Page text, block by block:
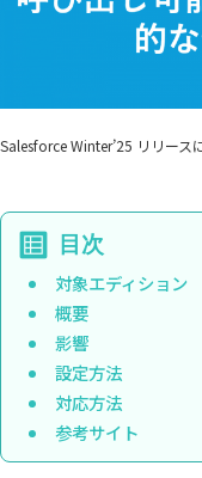
Salesforce Winter’25 リリース
対象エディション
概要
影響
設定方法
対応方法
参考サイト